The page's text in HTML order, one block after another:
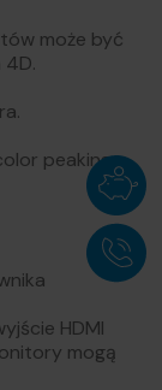
może być
peaking,
HDMI
mogą